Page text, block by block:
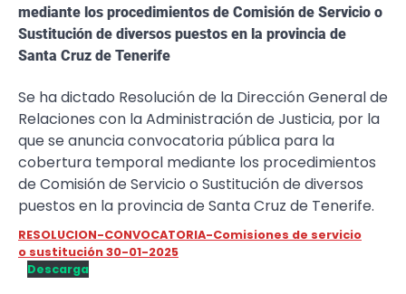
mediante los procedimientos de Comisión de Servicio o
Sustitución de diversos puestos en la provincia de
Santa Cruz de Tenerife
Se ha dictado Resolución de la Dirección General de
Relaciones con la Administración de Justicia, por la
que se anuncia convocatoria pública para la
cobertura temporal mediante los procedimientos
de Comisión de Servicio o Sustitución de diversos
puestos en la provincia de Santa Cruz de Tenerife.
RESOLUCION-CONVOCATORIA-Comisiones de servicio
o sustitución 30-01-2025
Descarga